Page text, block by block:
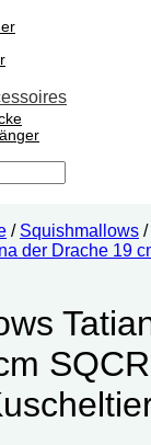
/ Squishmallows /